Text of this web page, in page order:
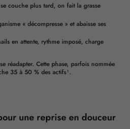
couche plus tard, on fait la grasse
« décompresse » et abaisse ses
en attente, rythme imposé, charge
réadapter. Cette phase, parfois nommée
35 à 50 % des actifs¹.
une reprise en douceur